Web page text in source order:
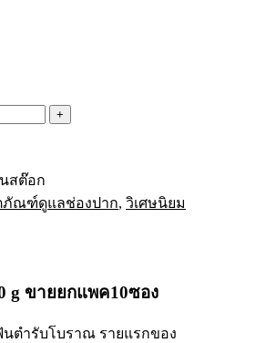
สต๊อก
ตภัณฑ์ดูแลช่องปาก, วิเศษนิยม
g ขายยกแพค10ซอง
ตำรับโบราณ รายแรกของ